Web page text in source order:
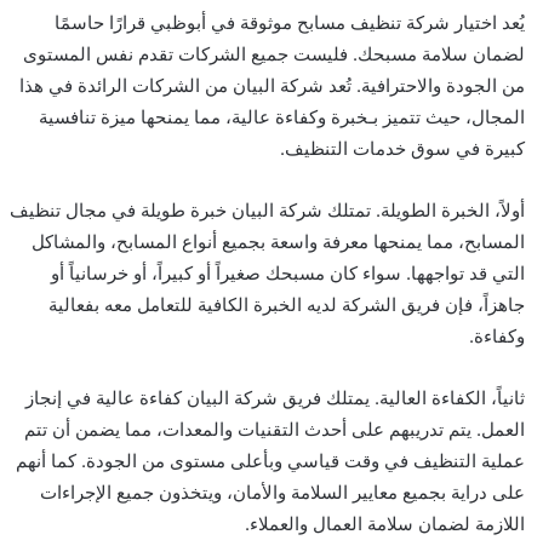
يُعد اختيار شركة تنظيف مسابح موثوقة في أبوظبي قرارًا حاسمًا
لضمان سلامة مسبحك. فليست جميع الشركات تقدم نفس المستوى
من الجودة والاحترافية. تُعد شركة البيان من الشركات الرائدة في هذا
المجال، حيث تتميز بـخبرة وكفاءة عالية، مما يمنحها ميزة تنافسية
كبيرة في سوق خدمات التنظيف.
أولاً، الخبرة الطويلة. تمتلك شركة البيان خبرة طويلة في مجال تنظيف
المسابح، مما يمنحها معرفة واسعة بجميع أنواع المسابح، والمشاكل
التي قد تواجهها. سواء كان مسبحك صغيراً أو كبيراً، أو خرسانياً أو
جاهزاً، فإن فريق الشركة لديه الخبرة الكافية للتعامل معه بفعالية
وكفاءة.
ثانياً، الكفاءة العالية. يمتلك فريق شركة البيان كفاءة عالية في إنجاز
العمل. يتم تدريبهم على أحدث التقنيات والمعدات، مما يضمن أن تتم
عملية التنظيف في وقت قياسي وبأعلى مستوى من الجودة. كما أنهم
على دراية بجميع معايير السلامة والأمان، ويتخذون جميع الإجراءات
اللازمة لضمان سلامة العمال والعملاء.